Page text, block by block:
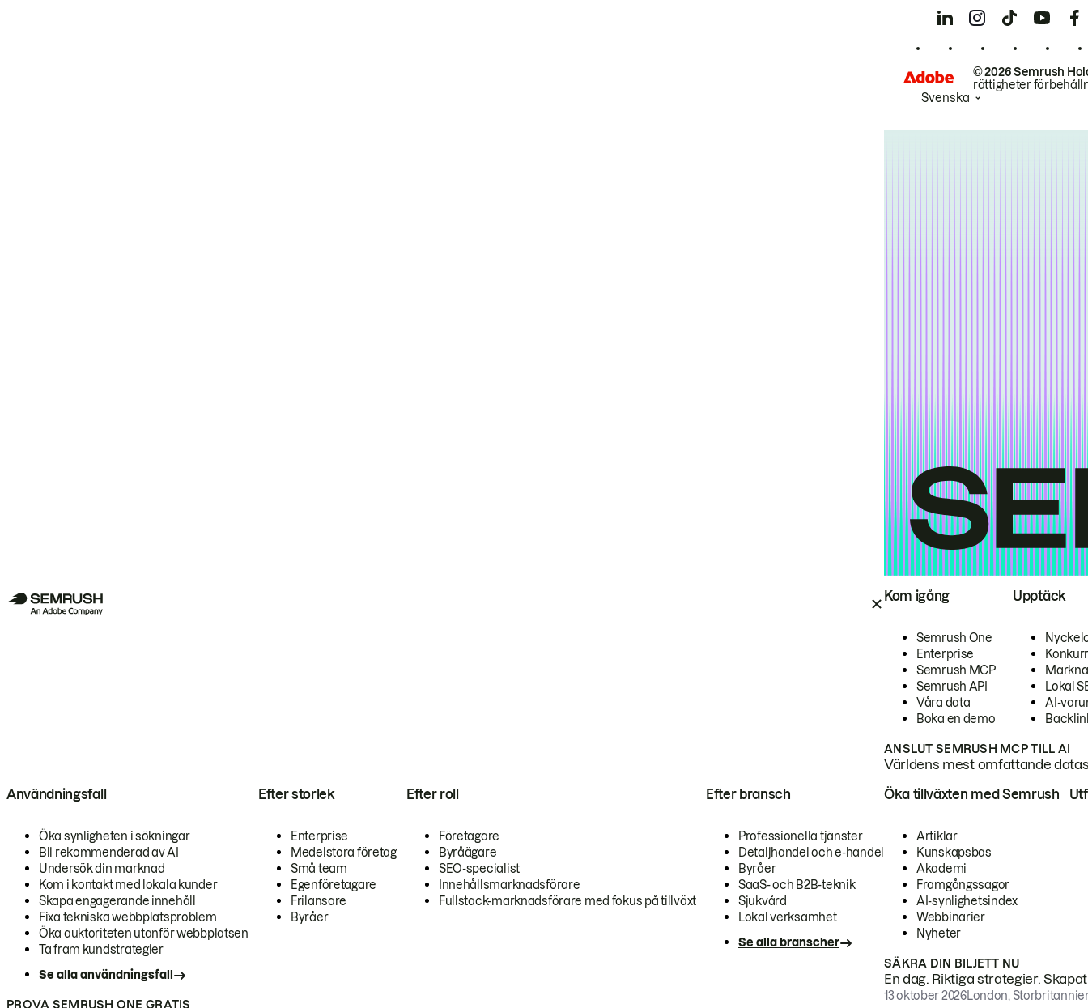
Kom igång
Semrush One
Enterprise
Semrush MCP
Semrush API
Våra data
Boka en demo
Upptäck
Lokal
AI-
ANSLUT SEMRUSH MCP TILL AI
Världens mest omfattande
Användningsfall
Öka synligheten i sökningar
Bli rekommenderad av AI
Undersök din marknad
Kom i kontakt med lokala kunder
Skapa engagerande innehåll
Fixa tekniska webbplatsproblem
Öka auktoriteten utanför webbplatsen
Ta fram kundstrategier
Se alla användningsfall
Efter storlek
Enterprise
Medelstora företag
Små team
Egenföretagare
Frilansare
Byråer
Efter roll
Företagare
Byråägare
SEO-specialist
Innehållsmarknadsförare
Fullstack-marknadsförare med fokus på tillväxt
Efter bransch
Professionella tjänster
Detaljhandel och e-handel
Byråer
SaaS- och B2B-teknik
Sjukvård
Lokal verksamhet
Se alla branscher
PROVA SEMRUSH ONE GRATIS
Öka tillväxten med Semrush
Artiklar
Kunskapsbas
Akademi
Framgångssagor
AI-synlighetsindex
Webbinarier
Nyheter
SÄKRA DIN BILJETT NU
En dag. Riktiga strategier.
13 oktober 2026London,
© 2026 Semrush
rättigheter
Svenska